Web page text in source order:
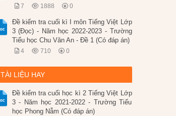
7 1888 0
Đề kiểm tra cuối kì I môn Tiếng Việt Lớp
3 (Đọc) - Năm học 2022-2023 - Trường
Tiểu học Chu Văn An - Đề 1 (Có đáp án)
4 710 0
TÀI LIỆU HAY
Đề kiểm tra cuối học kì 2 Tiếng Việt Lớp
3 - Năm học 2021-2022 - Trường Tiểu
học Phong Nẫm (Có đáp án)